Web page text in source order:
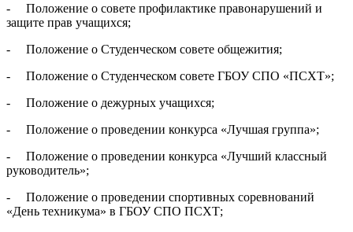
- Положение о совете профилактике правонарушений и
защите прав учащихся;
- Положение о Студенческом совете общежития;
- Положение о Студенческом совете ГБОУ СПО «ПСХТ»;
- Положение о дежурных учащихся;
- Положение о проведении конкурса «Лучшая группа»;
- Положение о проведении конкурса «Лучший классный
руководитель»;
- Положение о проведении спортивных соревнований
«День техникума» в ГБОУ СПО ПСХТ;